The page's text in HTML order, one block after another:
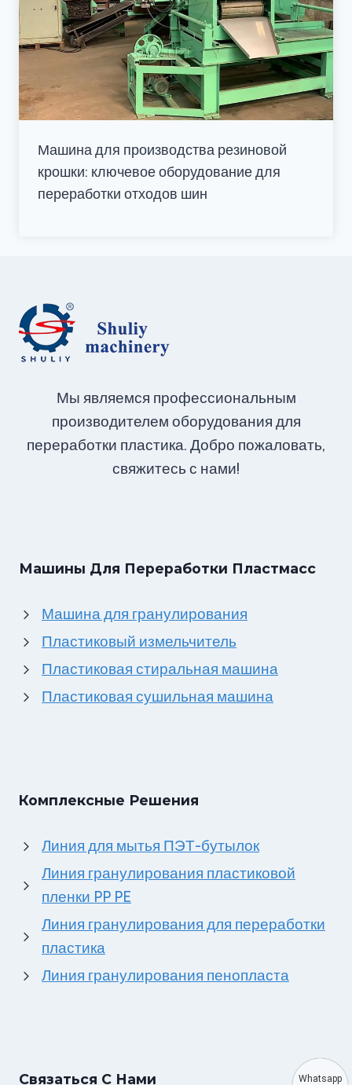
Машина для производства резиновой
крошки: ключевое оборудование для
переработки отходов шин
Мы являемся профессиональным
производителем оборудования для
переработки пластика. Добро пожаловать,
свяжитесь с нами!
Машины Для Переработки Пластмасс
Машина для гранулирования
Пластиковый измельчитель
Пластиковая стиральная машина
Пластиковая сушильная машина
Комплексные Решения
Линия для мытья ПЭТ-бутылок
Линия гранулирования пластиковой
пленки PP PE
Линия гранулирования для переработки
пластика
Линия гранулирования пенопласта
Связаться С Нами Whatsapp